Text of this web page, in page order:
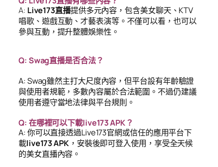
A: Live173直播提供多元內容，包含美女聊天、KTV
唱歌、遊戲互動、才藝表演等。不僅可以看，也可以
參與互動，提升整體娛樂性。
Q: Swag直播是否合法？
A: Swag雖然主打大尺度內容，但平台設有年齡驗證
與使用者規範，多數內容屬於合法範圍。不過仍建議
使用者遵守當地法律與平台規則。
Q: 在哪裡可以下載live173 APK？
A: 你可以直接透過Live173官網或信任的應用平台下
載live173 APK，安裝後即可登入使用，享受全天候
的美女直播內容。